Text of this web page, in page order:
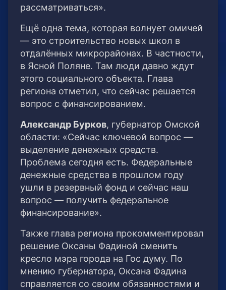
рассматриваться».
Ещё одна тема, которая волнует омичей
— это строительство новых школ в
отдалённых микрорайонах. В частности,
в Ясной Поляне. Там люди давно ждут
этого социального объекта. Глава
региона отметил, что сейчас решается
вопрос с финансированием.
Александр Бурков, губернатор Омской
области: «Сейчас ключевой вопрос —
выделение денежных средств.
Проблема сегодня есть. Федеральные
денежные средства в прошлом году
ушли в резервный фонд и сейчас наш
вопрос — получить федеральное
финансирование».
Также глава региона прокомментировал
решение Оксаны Фадиной сменить
кресло мэра города на Гос думу. По
мнению губернатора, Оксана Фадина
справляется со своим обязанностями и